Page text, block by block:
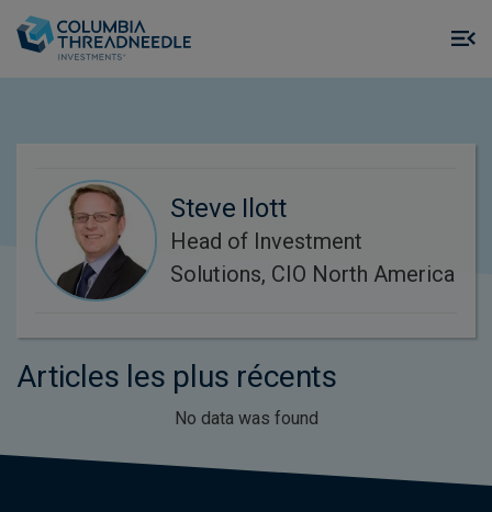
Steve Ilott
Head of Investment
Solutions, CIO North America
Articles les plus récents
No data was found